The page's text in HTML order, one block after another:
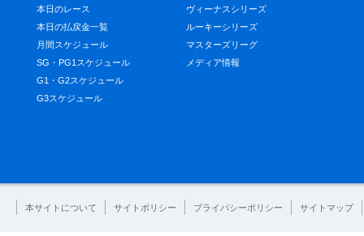
本日のレース
本日の払戻金一覧
月間スケジュール
SG・PG1スケジュール
G1・G2スケジュール
G3スケジュール
ヴィーナスシリーズ
ルーキーシリーズ
マスターズリーグ
メディア情報
本サイトについて サイトポリシー プライバシーポリシー サイトマップ